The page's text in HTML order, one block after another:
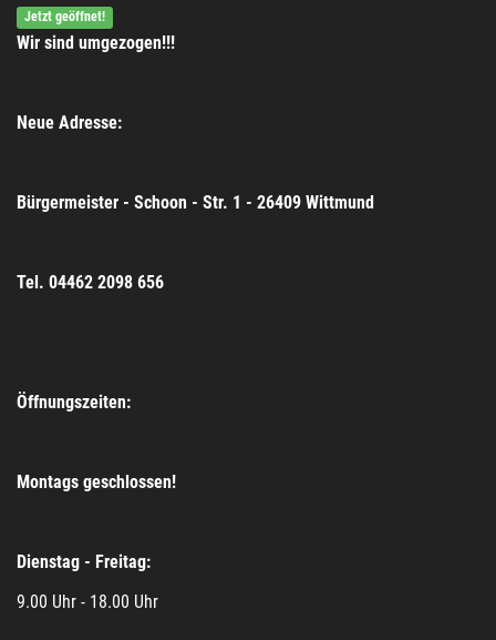
Jetzt geöffnet!
Wir sind umgezogen!!!
Neue Adresse:
Bürgermeister - Schoon - Str. 1 - 26409 Wittmund
Tel. 04462 2098 656
Öffnungszeiten:
Montags geschlossen!
Dienstag - Freitag:
9.00 Uhr - 18.00 Uhr